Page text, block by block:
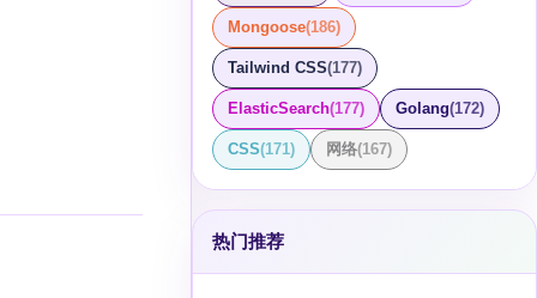
Mongoose(186)
Tailwind CSS(177)
ElasticSearch(177) Golang(172)
CSS(171) 网络(167)
热门推荐